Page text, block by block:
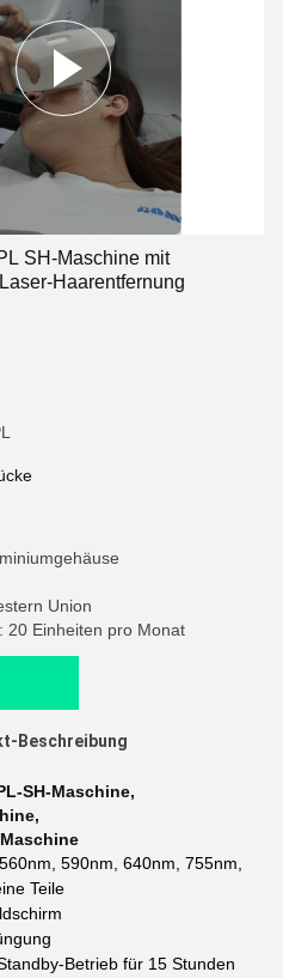
SH-Maschine mit
Haarentfernung
Union
20 Einheiten pro Monat
Beschreibung
SH-Maschine,
,
590nm, 640nm, 755nm,
Teile
Betrieb für 15 Stunden